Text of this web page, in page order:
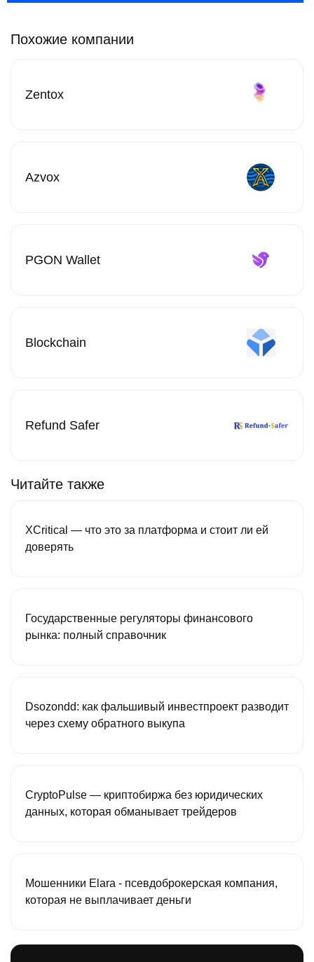
Похожие компании
Zentox
Azvox
PGON Wallet
Blockchain
Refund Safer
Читайте также
XCritical — что это за платформа и стоит ли ей
доверять
Государственные регуляторы финансового
рынка: полный справочник
Dsozondd: как фальшивый инвестпроект разводит
через схему обратного выкупа
CryptoPulse — криптобиржа без юридических
данных, которая обманывает трейдеров
Мошенники Elara - псевдоброкерская компания,
которая не выплачивает деньги